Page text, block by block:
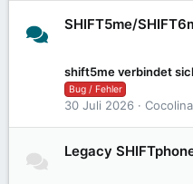
SHIFT5me/
shift5me verbindet
Bug / Fehler
30 Juli 2026 Cocolina
Legacy